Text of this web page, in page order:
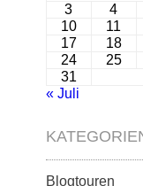
3
4
10
11
17
18
24
25
31
« Juli
Blogtouren